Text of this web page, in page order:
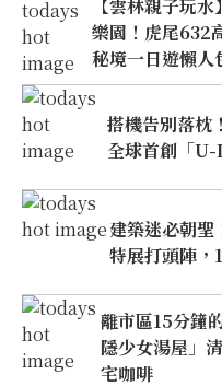
【雲林親子玩
樂園！虎尾632
秘境一日遊懶人
搭機告別落枕
全球首創「
建築迷必朝聖
特展打頭陣，
離市區15分鐘
隱少女湯屋」
宅咖啡